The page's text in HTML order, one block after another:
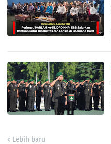
Lebih baru